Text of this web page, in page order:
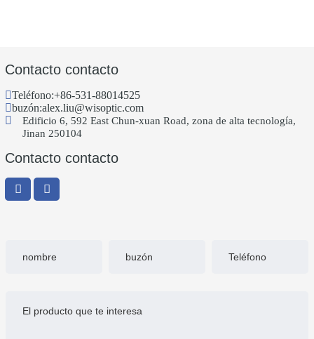
Contacto contacto
Teléfono:+86-531-88014525
buzón:alex.liu@wisoptic.com
Edificio 6, 592 East Chun-xuan Road, zona de alta tecnología,
Jinan 250104
Contacto contacto